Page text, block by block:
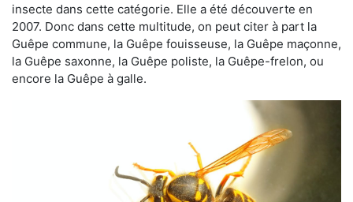
insecte dans cette catégorie. Elle a été découverte en
2007. Donc dans cette multitude, on peut citer à part la
Guêpe commune, la Guêpe fouisseuse, la Guêpe maçonne,
la Guêpe saxonne, la Guêpe poliste, la Guêpe-frelon, ou
encore la Guêpe à galle.